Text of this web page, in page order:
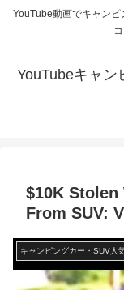
YouTube動画でキャン
YouTubeキャン
$10K Stolen
From SUV:
キャンピングカー・SUV人